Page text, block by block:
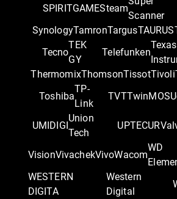
SPIRITGAMESteam
Scanner
SynologyTamronTargusTAURUS
Tecno
TEK
GY
Telefunken
Texas
ThermomixThomsonTissotTivoli
Toshiba
TP-
Link
TVTTwinMOS
UMIDIGI
Union
Tech
UPTECUR
VisionVivachekVivoWacom
WD
WESTERN
DIGITA
Western
Digital